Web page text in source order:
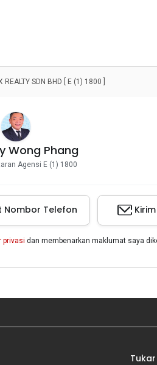
REALTY SDN BHD [ E (1) 1800 ]
Wong Phang
Agensi E (1) 1800
Nombor Telefon
privasi dan membenarkan maklumat saya